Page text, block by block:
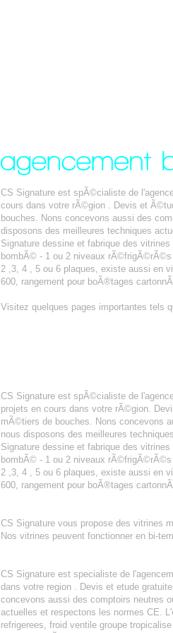
CS Signature est spÃ©cialiste de
cours dans votre rÃ©gion . Devis et
bouches. Nons concevons aussi des
disposons des meilleures techniques
Signature dessine et fabrique des
bombÃ© - 1 ou 2 niveaux
2 ,3, 4 , 5 ou 6 plaques, existe aussi en
600, rangement pour boÃ®tages
Visitez quelques pages importantes tels
CS Signature est spÃ©cialiste de
projets en cours dans votre rÃ©gion.
mÃ©tiers de bouches. Nons concevons
nous disposons des meilleures
Signature dessine et fabrique des
bombÃ© - 1 ou 2 niveaux
2 ,3, 4 , 5 ou 6 plaques, existe aussi en
600, rangement pour boÃ®tages
CS Signature vous propose des vitrines
Nos vitrines peuvent fonctionner en bi-
CS Signature est specialiste de
dans votre region . Devis et etude
concevons aussi des comptoirs neutres
actuelles et respectons les normes CE.
refrigerees, froid ventile groupe